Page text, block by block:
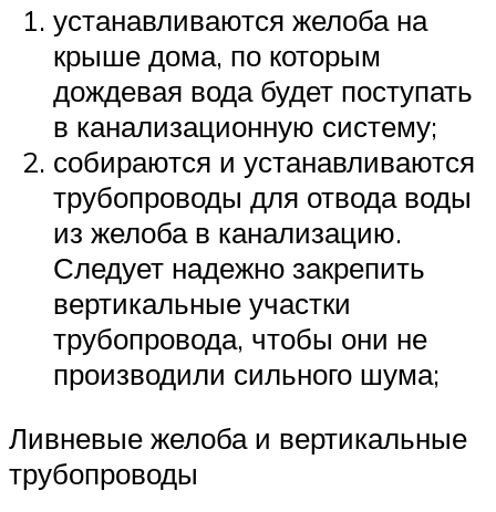
устанавливаются желоба на
крыше дома, по которым
дождевая вода будет поступать
в канализационную систему;
собираются и устанавливаются
трубопроводы для отвода воды
из желоба в канализацию.
Следует надежно закрепить
вертикальные участки
трубопровода, чтобы они не
производили сильного шума;
Ливневые желоба и вертикальные
трубопроводы